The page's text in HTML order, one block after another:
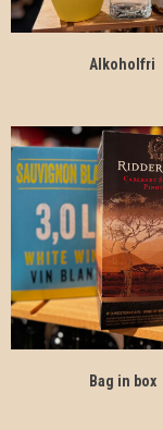
Alkoholfri
Bag in box